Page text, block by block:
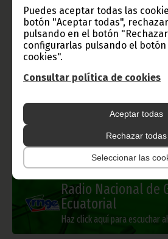
Puedes aceptar todas las
botón "Aceptar todas",
pulsando en el botón
configurarlas pulsando el
cookies".
Consultar política de cookies
Aceptar todas
Rechazar todas
Seleccionar las
Gobierno e
Información de
Radio Nacional de
Ecuatorial
Haz click aquí para escuchar